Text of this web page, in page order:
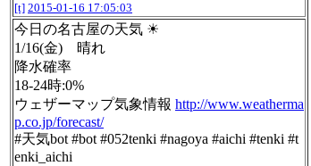
[t] 2015-01-16 17:05:03
今日の名古屋の天気 ☀
1/16(金) 晴れ
降水確率
18-24時:0%
ウェザーマップ気象情報 http://www.weatherma
p.co.jp/forecast/
#天気bot #bot #052tenki #nagoya #aichi #tenki #t
enki_aichi